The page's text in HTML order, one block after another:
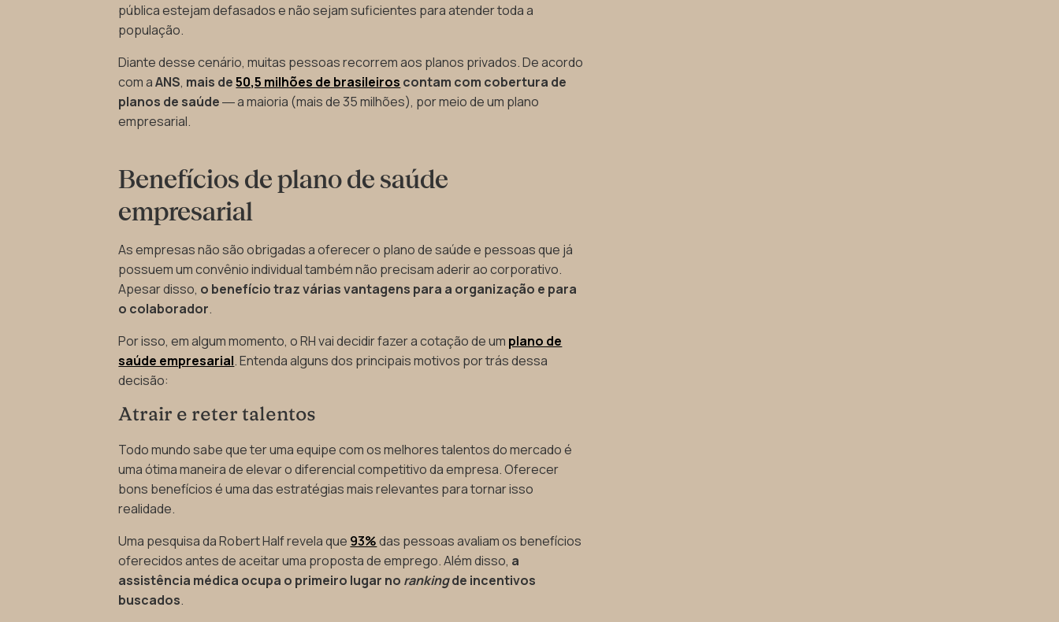
pública estejam defasados e não sejam suficientes para atender toda a
população.
Diante desse cenário, muitas pessoas recorrem aos planos privados. De acordo
com aANS, mais de50,5 milhões de brasileiros contam com cobertura de
planos de saúde― a maioria (mais de 35 milhões), por meio de um plano
empresarial.
Benefícios de plano de saúde
empresarial
As empresas não são obrigadas a oferecer o plano de saúde e pessoas que já
possuem um convênio individual também não precisam aderir ao corporativo.
Apesar disso, o benefício traz várias vantagens para a organização e para
o colaborador.
Por isso, em algum momento, o RH vai decidir fazer a cotação de um plano de
saúde empresarial. Entenda alguns dos principais motivos por trás dessa
decisão:
Atrair e reter talentos
Todo mundo sabe que ter uma equipe com os melhores talentos do mercado é
uma ótima maneira de elevar o diferencial competitivo da empresa. Oferecer
bons benefícios é uma das estratégias mais relevantes para tornar isso
realidade.
Uma pesquisa da Robert Half revela que 93%das pessoas avaliam os benefícios
oferecidos antes de aceitar uma proposta de emprego. Além disso, a
assistência médica ocupa o primeiro lugar no rankingde incentivos
buscados.